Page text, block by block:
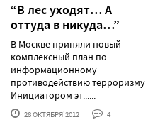
“В лес уходят… А
оттуда в никуда…”
В Москве приняли новый
комплексный план по
информационному
противодействию терроризму
Инициатором эт......
28 ОКТЯБРЯ'2012 4